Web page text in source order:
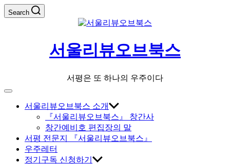
Skip
to
Search
서울리뷰오브북스
서평은 또 하나의 우주이다
Off
Canvas서울리뷰오브북스 소개
『서울리뷰오브북스』 창간사
창간예비호 편집장의 말
서평 전문지 『서울리뷰오브북스』
우주레터
정기구독 신청하기